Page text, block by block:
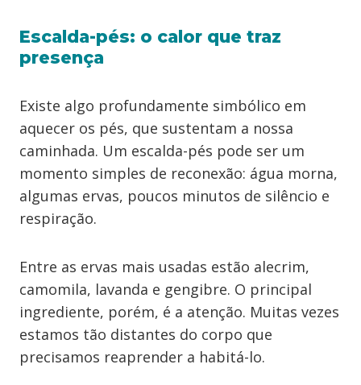
Escalda-pés: o calor que traz
presença
Existe algo profundamente simbólico em
aquecer os pés, que sustentam a nossa
caminhada. Um escalda-pés pode ser um
momento simples de reconexão: água morna,
algumas ervas, poucos minutos de silêncio e
respiração.
Entre as ervas mais usadas estão alecrim,
camomila, lavanda e gengibre. O principal
ingrediente, porém, é a atenção. Muitas vezes
estamos tão distantes do corpo que
precisamos reaprender a habitá-lo.